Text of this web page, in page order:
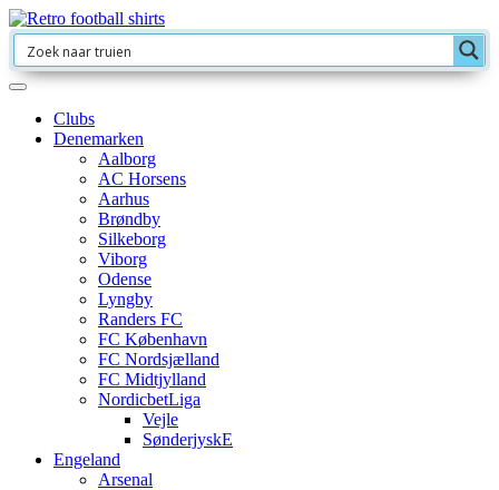
Clubs
Denemarken
Aalborg
AC Horsens
Aarhus
Brøndby
Silkeborg
Viborg
Odense
Lyngby
Randers FC
FC København
FC Nordsjælland
FC Midtjylland
NordicbetLiga
Vejle
SønderjyskE
Engeland
Arsenal